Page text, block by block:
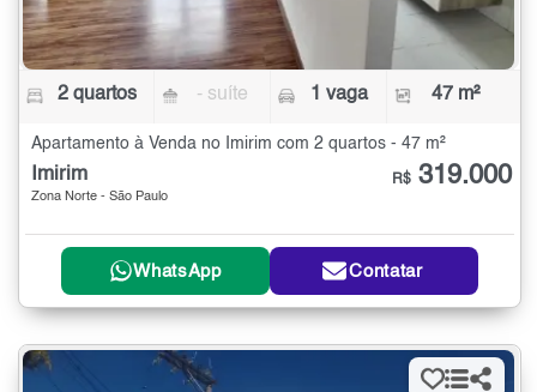
2 quartos - suíte 1 vaga 47 m²
Apartamento à Venda no Imirim com 2 quartos - 47 m²
Imirim
Zona Norte - São Paulo
R$ 319.000
WhatsApp Contatar